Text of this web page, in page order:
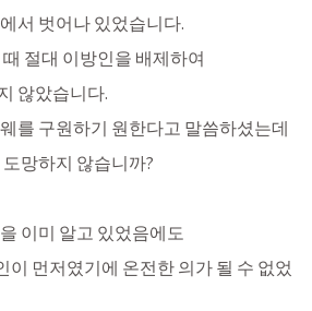
서 벗어나 있었습니다.
절대 이방인을 배제하여
않았습니다.
를 구원하기 원한다고 말씀하셨는데
망하지 않습니까?
이미 알고 있었음에도
이 먼저였기에 온전한 의가 될 수 없었